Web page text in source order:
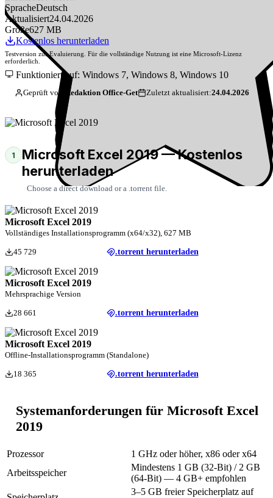
SpracheDeutsch
Aktualisiert24.04.2026
Größe627 MB
Kostenlos herunterladen
Testversion zur Evaluierung. Für die vollständige Nutzung ist eine Microsoft-Lizenz
erforderlich.
Funktioniert auf: Windows 7, Windows 8, Windows 10
Geprüft von: Redaktion Office-Get Zuletzt aktualisiert:24.04.2026
1
Microsoft Excel 2019 — Kostenlos
herunterladen
Choose a direct download or a .torrent file.
Microsoft Excel 2019
Vollständiges Installationsprogramm (x64/x32), 627 MB
45 729 .torrent herunterladen
Microsoft Excel 2019
Mehrsprachige Version
28 661 .torrent herunterladen
Microsoft Excel 2019
Offline-Installationsprogramm (Standalone)
18 365 .torrent herunterladen
Systemanforderungen für Microsoft Excel
2019
Prozessor
1 GHz oder höher, x86 oder x64
Arbeitsspeicher
Mindestens 1 GB (32-Bit) / 2 GB
(64-Bit) — 4 GB+ empfohlen
3–5 GB freier Speicherplatz auf